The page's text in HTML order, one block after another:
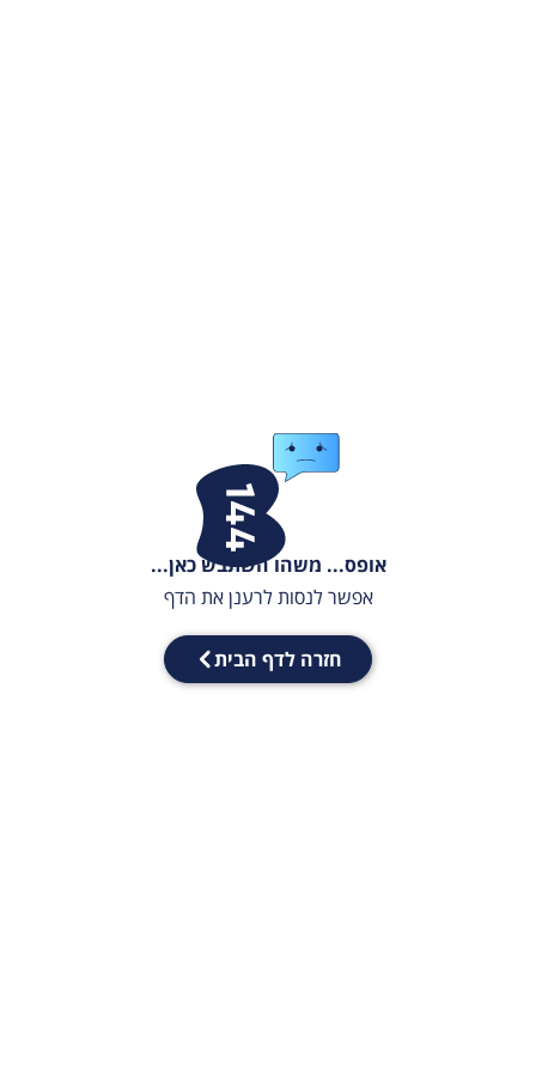
אופס... משהו השתבש כאן...
אפשר לנסות לרענן את הדף
חזרה לדף הבית